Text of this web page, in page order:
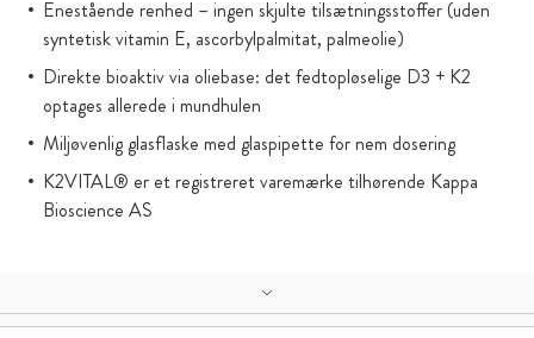
Enestående renhed – ingen skjulte tilsætningsstoffer (uden
syntetisk vitamin E, ascorbylpalmitat, palmeolie)
Direkte bioaktiv via oliebase: det fedtopløselige D3 + K2
optages allerede i mundhulen
Miljøvenlig glasflaske med glaspipette for nem dosering
K2VITAL® er et registreret varemærke tilhørende Kappa
Bioscience AS